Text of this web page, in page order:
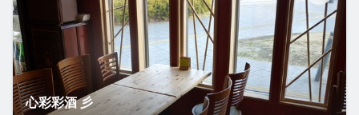
心彩彩酒 彡